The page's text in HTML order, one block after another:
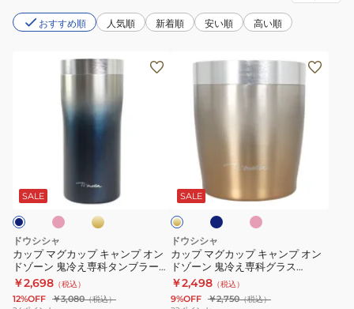
おすすめ順 人気順 新着順 安い順 高い順
プ
キ
ャ
ン
プ
オ
SALE
ル
ドウシシャ
カップ マグカップ キャンプ オン
ドゾーン 鬼冷え専科タンブラー
430ml OZOH430
￥2,698 （税込）
12%OFF ￥3,080（税込）
プ
キ
ャ
ン
プ
オ
SALE
ー
ル
ー
ピ
ク
ドウシシャ
カップ マグカップ キャンプ オン
ドゾーン 鬼冷え専科グラス
280ml GD OZOH280
￥2,498 （税込）
9%OFF ￥2,750（税込）